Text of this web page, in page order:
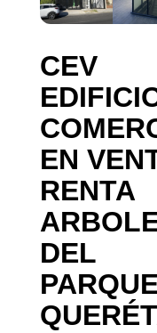
CEV
EN
RENTA
DEL